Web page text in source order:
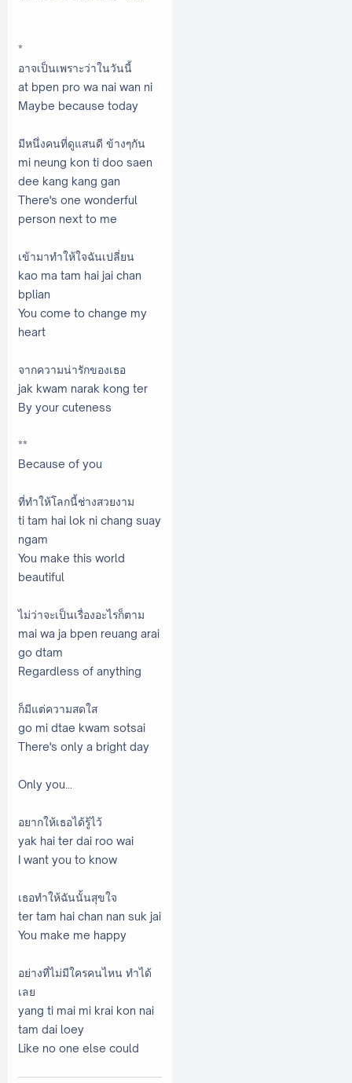
*
อาจเป็นเพราะว่าในวันนี้
at bpen pro wa nai wan ni
Maybe because today
มีหนึ่งคนที่ดูแสนดี ข้างๆกัน
mi neung kon ti doo saen
dee kang kang gan
There's one wonderful
person next to me
เข้ามาทำให้ใจฉันเปลี่ยน
kao ma tam hai jai chan
bplian
You come to change my
heart
จากความน่ารักของเธอ
jak kwam narak kong ter
By your cuteness
**
Because of you
ที่ทำให้โลกนี้ช่างสวยงาม
ti tam hai lok ni chang suay
ngam
You make this world
beautiful
ไม่ว่าจะเป็นเรื่องอะไรก็ตาม
mai wa ja bpen reuang arai
go dtam
Regardless of anything
ก็มีแต่ความสดใส
go mi dtae kwam sotsai
There's only a bright day
Only you...
อยากให้เธอได้รู้ไว้
yak hai ter dai roo wai
I want you to know
เธอทำให้ฉันนั้นสุขใจ
ter tam hai chan nan suk jai
You make me happy
อย่างที่ไม่มีใครคนไหน ทำได้
เลย
yang ti mai mi krai kon nai
tam dai loey
Like no one else could